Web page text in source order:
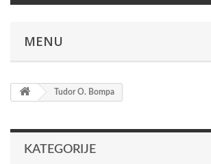
MENU
Tudor O. Bompa
KATEGORIJE